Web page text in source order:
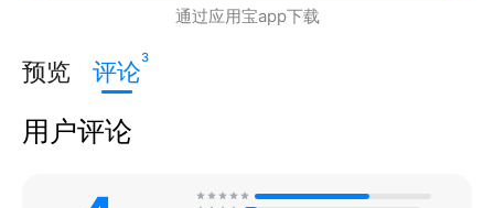
通过应用宝app下载
预览 评论3
用户评论